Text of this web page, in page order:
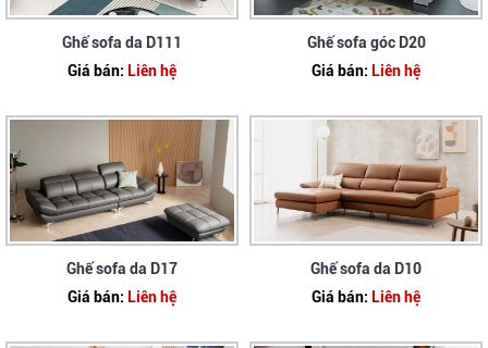
Ghế sofa da D111
Giá bán: Liên hệ
Ghế sofa góc D20
Giá bán: Liên hệ
Ghế sofa da D17
Giá bán: Liên hệ
Ghế sofa da D10
Giá bán: Liên hệ